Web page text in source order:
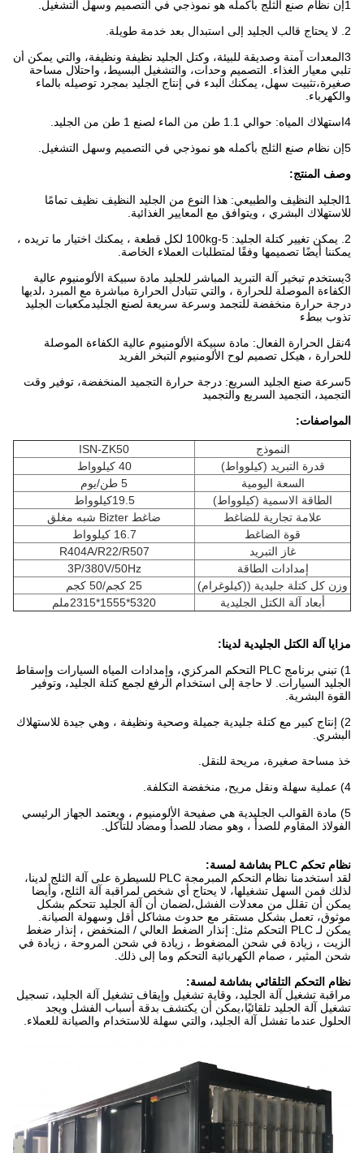
1إن نظام صنع الثلج بأكمله هو نموذجي في التصميم وسهل التشغيل.
2. لا يحتاج قالب الجليد إلى استبدال بعد خدمة طويلة.
3المعدات آمنة وصديقة للبيئة، وكتل الجليد نظيفة ونظيفة، والتي يمكن أن
تلبي معيار الغذاء. التصميم وحدات، والتشغيل البسيط، واحتلال مساحة
صغيرة،تثبيت سهل، يمكنك البدء في إنتاج الجليد بمجرد توصيله بالماء
والكهرباء.
4استهلاك المياه: حوالي 1.1 طن من الماء لصنع 1 طن من الجليد.
5إن نظام صنع الثلج بأكمله هو نموذجي في التصميم وسهل التشغيل.
وصف المنتج:
1الجليد النظيف والطبيعي: هذا النوع من الجليد النظيف نظيف تمامًا
للاستهلاك البشري ، ويتوافق مع المعايير الغذائية.
2. يمكن تغيير كتلة الجليد: 5-100kg لكل قطعة ، يمكنك اختيار ما تريده ،
يمكننا أيضًا تصميمها وفقًا لمتطلبات العملاء الخاصة.
3يستخدم تبخير آلة التبريد المباشر للجليد مادة سبيكة الألومنيوم عالية
الكفاءة الموصلة للحرارة ، والتي تتبادل الحرارة مباشرة مع المبرد ،لديها
درجة حرارة منخفضة للتجمد وسرعة سريعة لصنع الجليدمكعبات الجليد
تذوب ببطء
4نقل الحرارة الفعال: مادة سبيكة الألومنيوم عالية الكفاءة الموصلة
للحرارة ، هيكل تصميم لوح الألومنيوم التبخر الفريد
5سرعة صنع الجليد السريع: درجة حرارة التجميد المنخفضة، توفير وقت
التجميد، التجميد السريع والتجميد
المواصفات:
النموذج
ISN-ZK50
قدرة التبريد (كيلوواط)
40 كيلوواط
السعة اليومية
5 طن/يوم
الطاقة الاسمية (كيلوواط)
19.5كيلوواط
علامة تجارية للضاغط
ضاغط Bizter شبه مغلق
قوة الضاغط
16.7 كيلوواط
غاز التبريد
R404A/R22/R507
إمدادات الطاقة
3P/380V/50Hz
وزن كل كتلة جليدية ((كيلوغرام)
25 كجم/50 كجم
أبعاد آلة الكتل الجليدية
5320*1555*2315ملم
مزايا آلة الكتل الجليدية لدينا:
1) تبني برنامج PLC التحكم المركزي، وإمدادات المياه السيارات وإسقاط
الجليد السيارات. لا حاجة إلى استخدام الرفع لجمع كتلة الجليد، وتوفير
القوة البشرية.
2) إنتاج كبير مع كتلة جليدية جميلة وصحية ونظيفة ، وهي جيدة للاستهلاك
البشري.
خذ مساحة صغيرة، مريحة للنقل.
4) عملية سهلة ونقل مريح، منخفضة التكلفة.
5) مادة القوالب الجليدية هي صفيحة الألومنيوم ، ويعتمد الجهاز الرئيسي
الفولاذ المقاوم للصدأ ، وهو مضاد للصدأ ومضاد للتآكل.
نظام تحكم PLC بشاشة لمسة:
لقد استخدمنا نظام التحكم المبرمجة PLC للسيطرة على آلة الثلج لدينا،
لذلك فمن السهل تشغيلها، لا يحتاج أي شخص لمراقبة آلة الثلج، وأيضا
يمكن أن تقلل من معدلات الفشل،لضمان أن آلة الجليد تتحكم بشكل
موثوق، تعمل بشكل مستقر مع حدوث مشاكل أقل وسهولة الصيانة.
يمكن لـ PLC التحكم مثل: إنذار الضغط العالي / المنخفض ، إنذار ضغط
الزيت ، زيادة في شحن المضغوط ، زيادة في شحن المروحة ، زيادة في
شحن المثير ، صمام الكهربائية التحكم وما إلى ذلك.
نظام التحكم التلقائي بشاشة لمسة:
مراقبة تشغيل آلة الجليد، وقاية تشغيل وإيقاف تشغيل آلة الجليد، تسجيل
تشغيل آلة الجليد تلقائيًا،يمكن أن يكتشف بدقة أسباب الفشل ويجد
الحلول عندما تفشل آلة الجليد، والتي سهلة للاستخدام والصيانة للعملاء.